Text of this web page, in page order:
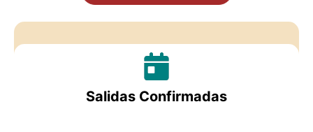
Salidas Confirmadas